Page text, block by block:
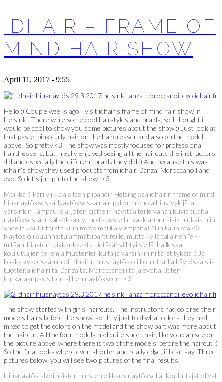
IDHAIR – FRAME OF
MIND HAIR SHOW
April 11, 2017 - 9:55
Hello :) Couple weeks ago I visit idhair’s frame of mind hair show in
Helsinki. There were some cool hairstyles and braids, so I thought it
would be cool to show you some pictures about the show :) Just look at
that pastel pink curly hair on the hairdresser and also on the model
above! So pretty <3 The show was mostly focused for professional
hairdressers, but I really enjoyed seeing all the haircuts the instructors
did and especially the different braids they did :) And because this was
idhair’s show they used products from idhair, L’anza, Moroccanoil and
evo. So let’s jump into the show! <3
Moikka :) Pari viikkoa sitten piipahdin Helsingissä idhairin frame of mind
hiusnäytöksessä. Näytöksessä näin paljon hienoja hiustyylejä ja
varsinkin kampauksia, joten ajattelin näyttää teille vähän kuvia tuolta
näytöksestä :) Katsokaa nyt noita pastellin vaaleanpunaisia hiuksia niin
yhdellä kouluttajista kuin myös mallilla ylempänä! Niin kaunista <3
Näytös oli suunnattu ammattipartureille, mutta kyllä tällainen ”ei-
mitään-hiusten-leikkauksesta-tietävä” viihtyi siellä ihaillessa
kouluttajien tekemiä hiustenleikkuita ja varsinkin niitä letityksiä :) Ja
koska kyseessähän oli idhairin hiusnäytös oli kouluttajilla käytössä siis
tuotteita idhairiltä, L’anzalta, Moroccanoililta ja evolta. Joten
kurkataanpas sitten siihen näytökseen! <3
The show started with girls’ haircuts. The instructors had colored their
models hairs before the show, so they just told what colors they had
mixed to get the colors on the model and the show part was more about
the haircut. All the four models had quite short hair, like you can see on
the picture above, where there is two of the models, before the haircut :)
So the final looks where even shorter and really edge, if I can say. Three
pictures below, you will see two pictures of the final results.
Hiusnäytös alkoi naisten hiustenleikkaus näytöksellä. Kouluttajat olivat